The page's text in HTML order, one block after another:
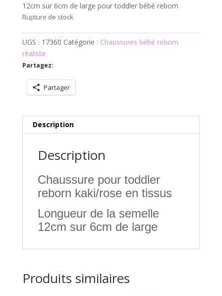
12cm sur 6cm de large pour toddler bébé reborn
Rupture de stock
UGS : 17360 Catégorie : Chaussures bébé reborn
réaliste
Partagez:
Partager
Description
Description
Chaussure pour toddler
reborn kaki/rose en tissus
Longueur de la semelle
12cm sur 6cm de large
Produits similaires